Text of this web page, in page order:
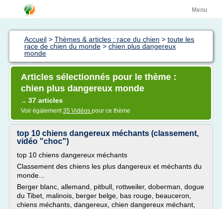
Menu
Accueil > Thèmes & articles : race du chien > toute les
race de chien du monde > chien plus dangereux
monde
Articles sélectionnés pour le thème :
chien plus dangereux monde
→ 37 articles
Voir également35 Vidéos pour ce thème
top 10 chiens dangereux méchants (classement,
vidéo "choc")
top 10 chiens dangereux méchants
Classement des chiens les plus dangereux et méchants du
monde...
Berger blanc, allemand, pitbull, rottweiler, doberman, dogue
du Tibet, malinois, berger belge, bas rouge, beauceron,
chiens méchants, dangereux, chien dangereux méchant,